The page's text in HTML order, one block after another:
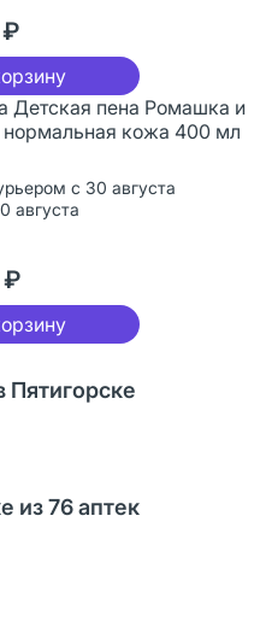
пена Ромашка и
нормальная кожа 400 мл
с 30 августа
августа
₽
Пятигорске
из 76 аптек